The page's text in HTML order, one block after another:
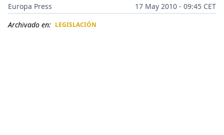
Europa Press
17 May 2010 - 09:45 CET
Archivado en: LEGISLACIÓN